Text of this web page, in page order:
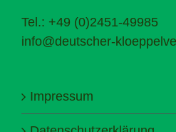
Tel.: +49 (0)2451-49985
info@deutscher-
Impressum